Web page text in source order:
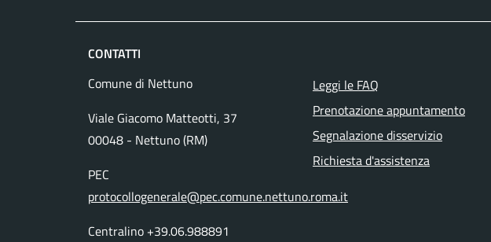
CONTATTI
Comune di Nettuno
Viale Giacomo Matteotti, 37
00048 - Nettuno (RM)
PEC
protocollogenerale@pec.comune.nettuno.roma.it
Centralino +39.06.988891
Leggi le FAQ
Prenotazione appuntamento
Segnalazione disservizio
Richiesta d'assistenza